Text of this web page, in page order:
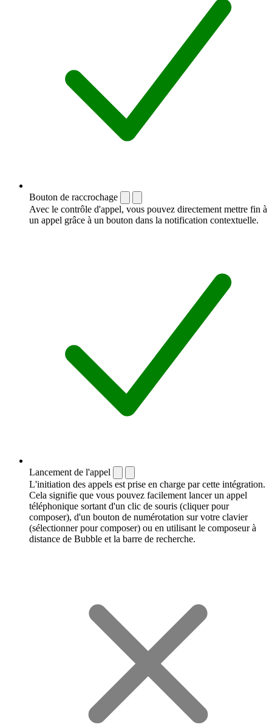
Bouton de raccrochage
Avec le contrôle d'appel, vous pouvez directement mettre fin à
un appel grâce à un bouton dans la notification contextuelle.
Lancement de l'appel
L'initiation des appels est prise en charge par cette intégration.
Cela signifie que vous pouvez facilement lancer un appel
téléphonique sortant d'un clic de souris (cliquer pour
composer), d'un bouton de numérotation sur votre clavier
(sélectionner pour composer) ou en utilisant le composeur à
distance de Bubble et la barre de recherche.